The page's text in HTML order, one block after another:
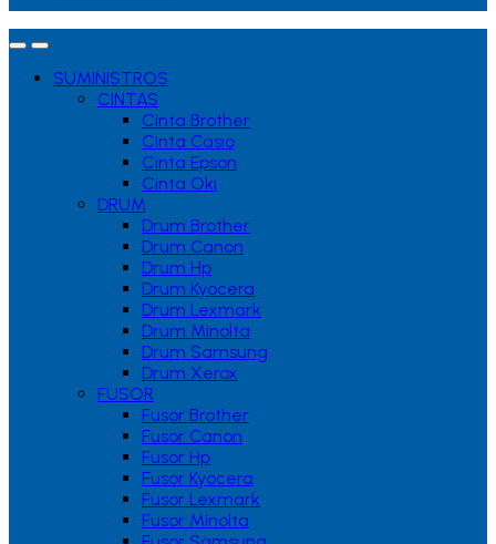
SUMINISTROS
CINTAS
Cinta Brother
Cinta Casio
Cinta Epson
Cinta Oki
DRUM
Drum Brother
Drum Canon
Drum Hp
Drum Kyocera
Drum Lexmark
Drum Minolta
Drum Samsung
Drum Xerox
FUSOR
Fusor Brother
Fusor Canon
Fusor Hp
Fusor Kyocera
Fusor Lexmark
Fusor Minolta